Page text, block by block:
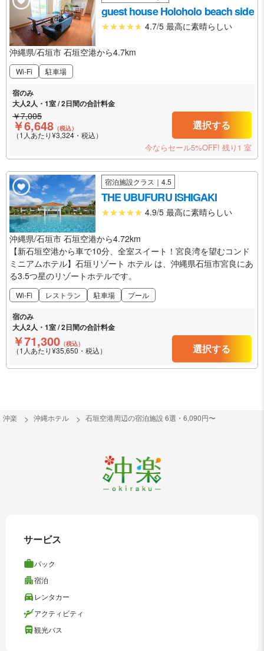
guest house Holoholo beach side
4.7/5 最高に素晴らしい
沖縄県/石垣市 石垣空港から4.7km
Wi-Fi 駐車場
宿のみ
大人2人・1室 / 2日間の合計料金
￥7,005
￥6,648 （税込）
（1人あたり¥3,324・税込）
選択する
今ならセール5%OFF! 残り1 室
宿泊施設クラス｜4.5
THE UBUFURU ISHIGAKI
4.9/5 最高に素晴らしい
沖縄県/石垣市 石垣空港から4.72km
【新石垣空港から車で10分、全室スイート！宮良湾を望むコンド
ミニアムホテル】石垣リゾート ホテル は、沖縄県石垣市宮良にあ
る3.5つ星のリゾートホテルです。
Wi-Fi レストラン 駐車場 プール
宿のみ
大人2人・1室 / 2日間の合計料金
￥71,300 （税込）
（1人あたり¥35,650・税込） 選択する
沖楽 沖縄ホテル 石垣空港周辺の宿泊施設 6選・6,090円〜
サービス
パック
宿泊
レンタカー
アクティビティ
観光バス